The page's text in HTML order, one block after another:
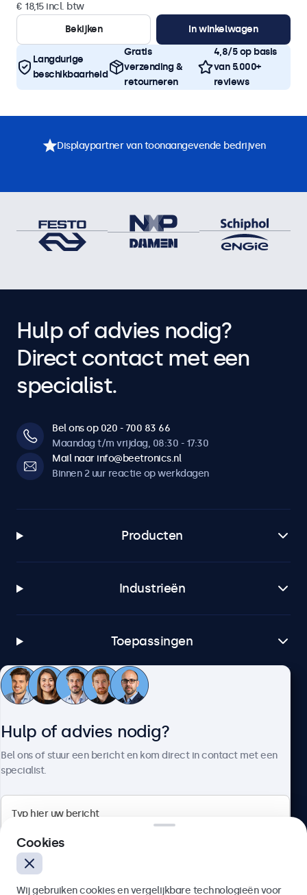
€ 18,15 incl. btw
Bekijken
In winkelwagen
Langdurige
beschikbaarheid
Gratis
verzending &
retourneren
4,8/5 op basis
van 5.000+
reviews
Displaypartner van toonaangevende bedrijven
Hulp of advies nodig?
Direct contact met een
specialist.
Bel ons op 020 - 700 83 66
Maandag t/m vrijdag, 08:30 - 17:30
Mail naar info@beetronics.nl
Binnen 2 uur reactie op werkdagen
Producten
Industrieën
Toepassingen
Klantenservice
Hulp of advies nodig?
Bel ons of stuur een bericht en kom direct in contact met een
specialist.
Cookies
Wij gebruiken cookies en vergelijkbare technologieën voor